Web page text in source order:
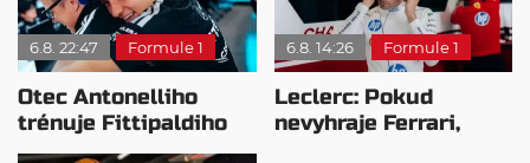
6.8. 22:47 Formule 1
Otec Antonelliho
trénuje Fittipaldiho
syna: Brazilec
6.8. 14:26 Formule 1
Leclerc: Pokud
nevyhraje Ferrari,